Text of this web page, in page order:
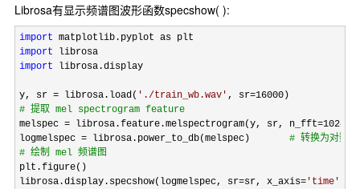
Librosa有显示频谱图波形函数specshow( ):
import
import
import librosa.display
y, sr = librosa.load( ' ./train_wb.wav ' , sr=16000
# 提取 mel spectrogram feature
melspec = librosa.feature.melspectrogram(y, sr, n_fft=1024,
logmelspec = librosa.power_to_db(melspec) # 转换为对数
# 绘制 mel 频谱图
plt.figure()
librosa.display.specshow(logmelspec, sr=sr, x_axis= ' time '